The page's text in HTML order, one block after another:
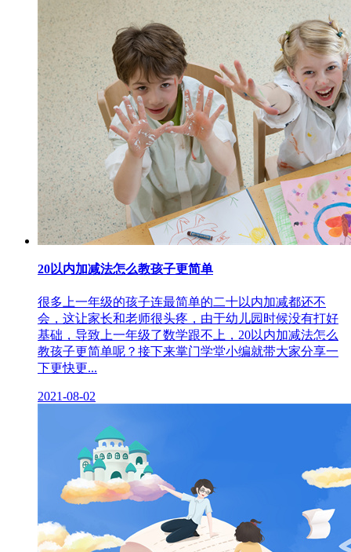
20以内加减法怎么教孩子更简单
很多上一年级的孩子连最简单的二十以内加减都还不
会，这让家长和老师很头疼，由于幼儿园时候没有打好
基础，导致上一年级了数学跟不上，20以内加减法怎么
教孩子更简单呢？接下来掌门学堂小编就带大家分享一
下更快更...
2021-08-02